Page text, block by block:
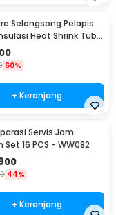
Selongsong Pelapis
Heat Shrink Tube
- RSG-AHZ
60%
+ Keranjang
Servis Jam
Set 16 PCS - WW082
44%
+ Keranjang